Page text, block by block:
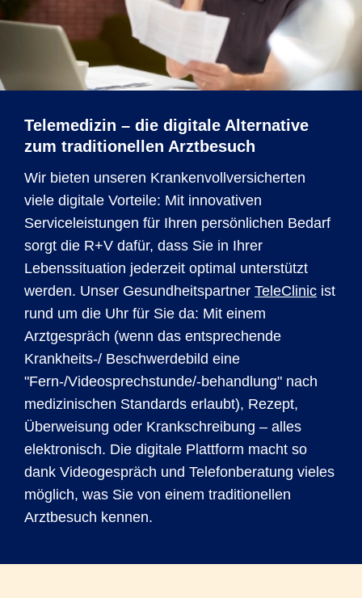
Telemedizin – die digitale Alternative
zum traditionellen Arztbesuch
Wir bieten unseren Krankenvollversicherten
viele digitale Vorteile: Mit innovativen
Serviceleistungen für Ihren persönlichen Bedarf
sorgt die R+V dafür, dass Sie in Ihrer
Lebenssituation jederzeit optimal unterstützt
werden. Unser Gesundheitspartner TeleClinic ist
rund um die Uhr für Sie da: Mit einem
Arztgespräch (wenn das entsprechende
Krankheits-/ Beschwerdebild eine
"Fern-/Videosprechstunde/-behandlung" nach
medizinischen Standards erlaubt), Rezept,
Überweisung oder Krankschreibung – alles
elektronisch. Die digitale Plattform macht so
dank Videogespräch und Telefonberatung vieles
möglich, was Sie von einem traditionellen
Arztbesuch kennen.